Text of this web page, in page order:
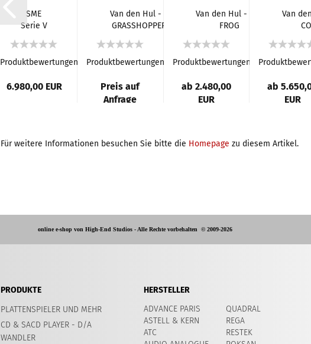
SME
Serie V
Produktbewertungen
6.980,00 EUR
Van den Hul - The
GRASSHOPPER III
Tonabnehmersystem
Produktbewertungen
Preis auf
Anfrage
Van den Hul - The
FROG
Produktbewertungen
ab 2.480,00
EUR
Van
ab
EUR
Für weitere Informationen besuchen Sie bitte die Homepage zu diesem Artikel.
online e-shop von High-End Studios - Alle Rechte vorbehalten © 2009-2026
PRODUKTE
PLATTENSPIELER UND MEHR
CD & SACD PLAYER - D/A
WANDLER
HERSTELLER
ADVANCE PARIS
ASTELL & KERN
ATC
QUADRAL
REGA
RESTEK